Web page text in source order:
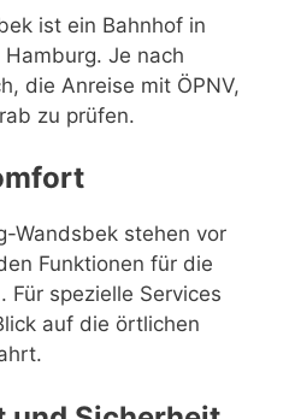
ist ein Bahnhof in
Je nach
die Anreise mit ÖPNV,
zu prüfen.
Wandsbek stehen vor
Funktionen für die
Für spezielle Services
auf die örtlichen